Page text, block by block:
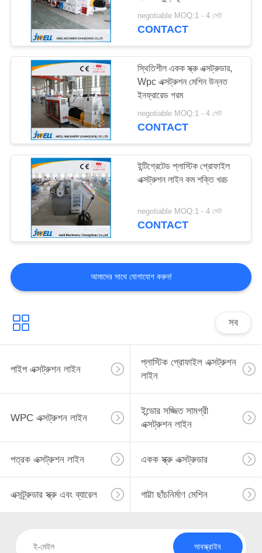
negotiable MOQ:1 - 4 সেট
CONTACT
স্থিতিশীল একক স্ক্রু এক্সট্রুডার,
Wpc এক্সট্রুশন মেশিন উন্নত
ইনফ্রারেড গরম
negotiable MOQ:1 - 4 সেট
CONTACT
ইন্টিগ্রেটেড প্লাস্টিক প্রোফাইল
এক্সট্রুশন লাইন কম শক্তি খরচ
negotiable MOQ:1 - 4 সেট
CONTACT
আমাদের সাথে যোগাযোগ করুন!
সব
পাইপ এক্সট্রুশন লাইন
প্লাস্টিক প্রোফাইল এক্সট্রুশন
লাইন
WPC এক্সট্রুশন লাইন
ইন্ডোর সজ্জিত সামগ্রী
এক্সট্রুশন লাইন
পত্রক এক্সট্রুশন লাইন একক স্ক্রু এক্সট্রুডার
এক্সট্র্রুডার স্ক্রু এবং ব্যারেল গাট্টা ছাঁচনির্মাণ মেশিন
সাবস্ক্রাইব